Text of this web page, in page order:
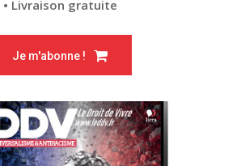
• Livraison gratuite
Je m'abonne !